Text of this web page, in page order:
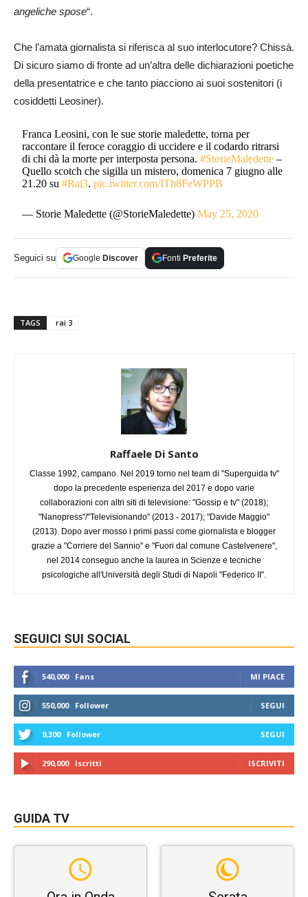
angeliche spose“.
Che l’amata giornalista si riferisca al suo interlocutore? Chissà.
Di sicuro siamo di fronte ad un’altra delle dichiarazioni poetiche
della presentatrice e che tanto piacciono ai suoi sostenitori (i
cosiddetti Leosiner).
Franca Leosini, con le sue storie maledette, torna per
raccontare il feroce coraggio di uccidere e il codardo ritrarsi
di chi dà la morte per interposta persona.#StorieMaledette –
Quello scotch che sigilla un mistero, domenica 7 giugno alle
21.20 su#Rai3.pic.twitter.com/ITh8FeWPPB
— Storie Maledette (@StorieMaledette)May 25, 2020
Seguici su Google Discover Fonti Preferite
TAGS rai 3
Raffaele Di Santo
Classe 1992, campano. Nel 2019 torno nel team di "Superguida tv"
dopo la precedente esperienza del 2017 e dopo varie
collaborazioni con altri siti di televisione: "Gossip e tv" (2018);
"Nanopress"/"Televisionando" (2013 - 2017); "Davide Maggio"
(2013). Dopo aver mosso i primi passi come giornalista e blogger
grazie a "Corriere del Sannio" e "Fuori dal comune Castelvenere",
nel 2014 conseguo anche la laurea in Scienze e tecniche
psicologiche all'Università degli Studi di Napoli "Federico II".
SEGUICI SUI SOCIAL
540,000 Fans MI PIACE
550,000 Follower SEGUI
9,300 Follower SEGUI
290,000 Iscritti ISCRIVITI
GUIDA TV